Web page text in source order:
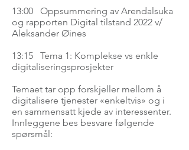
13:00 Oppsummering av Arendalsuka
og rapporten Digital tilstand 2022 v/
Aleksander Øines
13:15 Tema 1: Komplekse vs enkle
digitaliseringsprosjekter
Temaet tar opp forskjeller mellom å
digitalisere tjenester «enkeltvis» og i
en sammensatt kjede av interessenter.
Innleggene bes besvare følgende
spørsmål: